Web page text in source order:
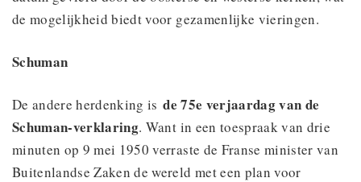
de mogelijkheid biedt voor gezamenlijke vieringen.
Schuman
De andere herdenking isde 75e verjaardag van de
Schuman-verklaring. Want in een toespraak van drie
minuten op 9 mei 1950 verraste de Franse minister van
Buitenlandse Zaken de wereld met een plan voor